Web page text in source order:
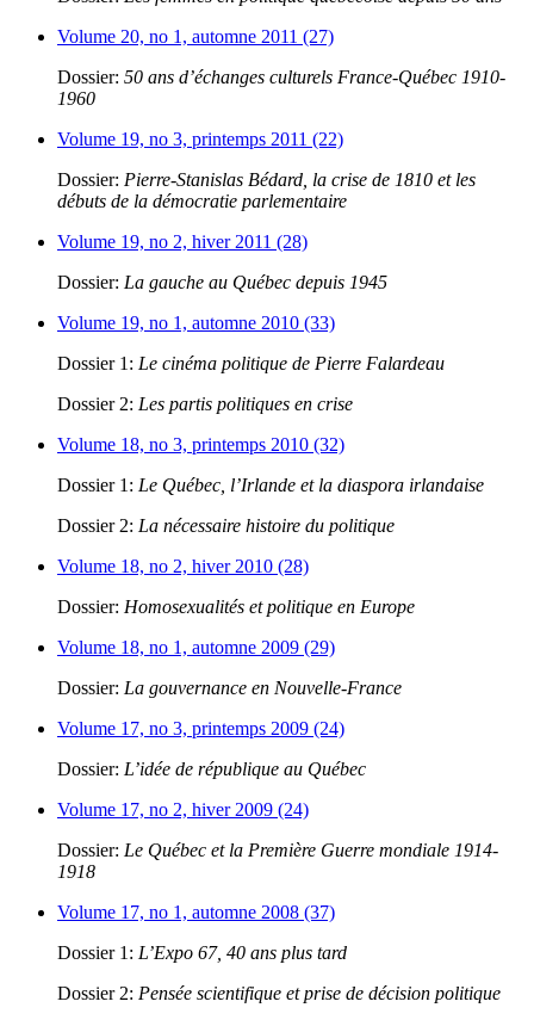
Volume 20, no 1, automne 2011 (27)
Dossier: 50 ans d’échanges culturels France-Québec 1910-
1960
Volume 19, no 3, printemps 2011 (22)
Dossier: Pierre-Stanislas Bédard, la crise de 1810 et les
débuts de la démocratie parlementaire
Volume 19, no 2, hiver 2011 (28)
Dossier: La gauche au Québec depuis 1945
Volume 19, no 1, automne 2010 (33)
Dossier 1: Le cinéma politique de Pierre Falardeau
Dossier 2: Les partis politiques en crise
Volume 18, no 3, printemps 2010 (32)
Dossier 1: Le Québec, l’Irlande et la diaspora irlandaise
Dossier 2: La nécessaire histoire du politique
Volume 18, no 2, hiver 2010 (28)
Dossier: Homosexualités et politique en Europe
Volume 18, no 1, automne 2009 (29)
Dossier: La gouvernance en Nouvelle-France
Volume 17, no 3, printemps 2009 (24)
Dossier: L’idée de république au Québec
Volume 17, no 2, hiver 2009 (24)
Dossier: Le Québec et la Première Guerre mondiale 1914-
1918
Volume 17, no 1, automne 2008 (37)
Dossier 1: L’Expo 67, 40 ans plus tard
Dossier 2: Pensée scientifique et prise de décision politique